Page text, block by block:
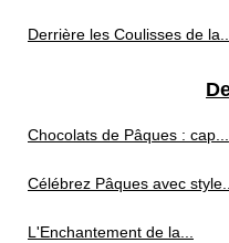
Derrière les Coulisses de
Chocolats de Pâques : cap...
Célébrez Pâques avec
L'Enchantement de la...